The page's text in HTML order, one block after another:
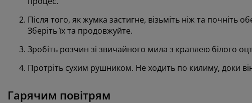
Після того, як жумка застигне, візьміть ніж та
Зберіть їх та продовжуйте.
Зробіть розчин зі звичайного мила з краплею білого
Протріть сухим рушником. Не ходить по килиму, доки
Гарячим повітрям